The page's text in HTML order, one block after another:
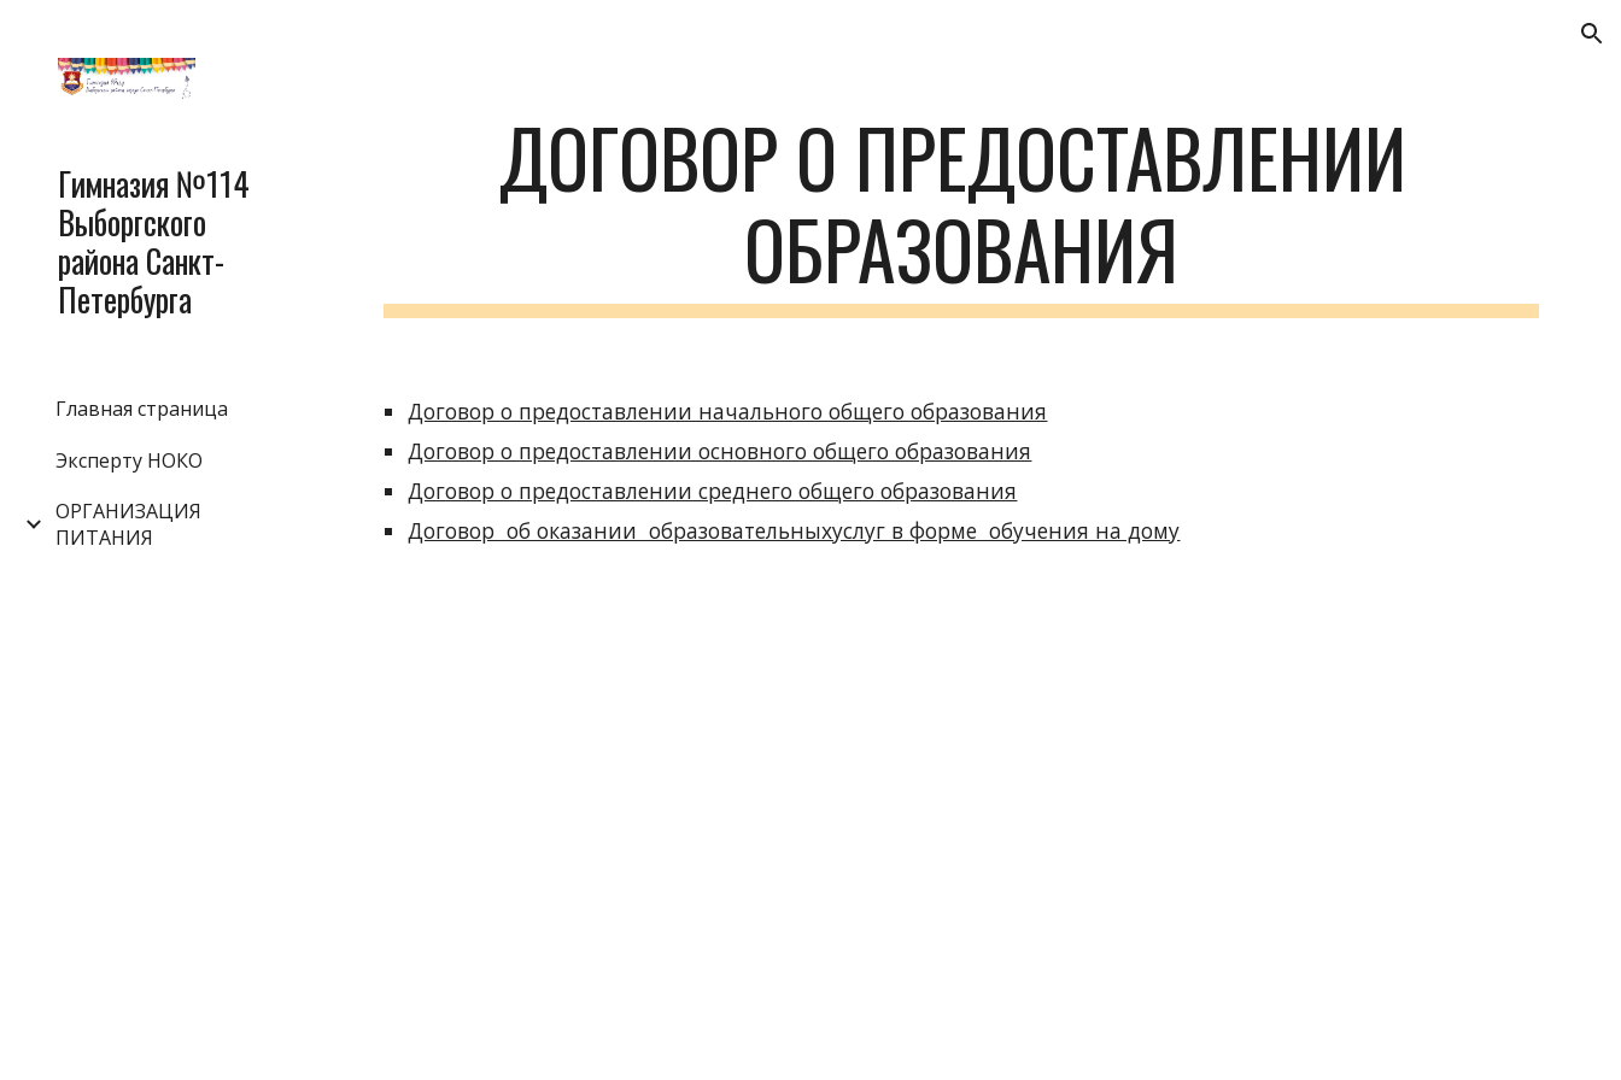
Гимназия №114
Выборгского
района Санкт-
Петербурга
Главная страница
Эксперту НОКО
ОРГАНИЗАЦИЯ
ПИТАНИЯ
ДОГОВОР О ПРЕДОСТАВЛЕНИИ
ОБРАЗОВАНИЯ
Договор о предоставлении начального общего образования
Договор о предоставлении основного общего образования
Договор о предоставлении среднего общего образования
Договор  об оказании  образовательныхуслуг в форме  обучения на дому